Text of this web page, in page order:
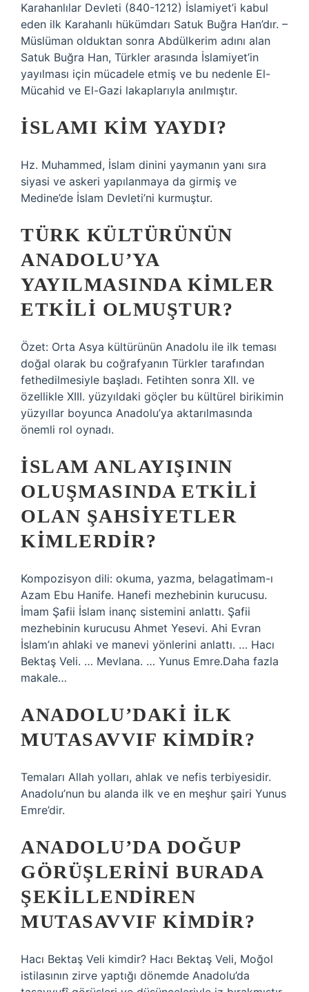
Karahanlılar Devleti (840-1212) İslamiyet’i kabul
eden ilk Karahanlı hükümdarı Satuk Buğra Han’dır. –
Müslüman olduktan sonra Abdülkerim adını alan
Satuk Buğra Han, Türkler arasında İslamiyet’in
yayılması için mücadele etmiş ve bu nedenle El-
Mücahid ve El-Gazi lakaplarıyla anılmıştır.
İSLAMI KIM YAYDI?
Hz. Muhammed, İslam dinini yaymanın yanı sıra
siyasi ve askeri yapılanmaya da girmiş ve
Medine’de İslam Devleti’ni kurmuştur.
TÜRK KÜLTÜRÜNÜN
ANADOLU’YA
YAYILMASINDA KIMLER
ETKILI OLMUŞTUR?
Özet: Orta Asya kültürünün Anadolu ile ilk teması
doğal olarak bu coğrafyanın Türkler tarafından
fethedilmesiyle başladı. Fetihten sonra XII. ve
özellikle XIII. yüzyıldaki göçler bu kültürel birikimin
yüzyıllar boyunca Anadolu’ya aktarılmasında
önemli rol oynadı.
İSLAM ANLAYIŞININ
OLUŞMASINDA ETKILI
OLAN ŞAHSIYETLER
KIMLERDIR?
Kompozisyon dili: okuma, yazma, belagatİmam-ı
Azam Ebu Hanife. Hanefi mezhebinin kurucusu.
İmam Şafii İslam inanç sistemini anlattı. Şafii
mezhebinin kurucusu Ahmet Yesevi. Ahi Evran
İslam’ın ahlaki ve manevi yönlerini anlattı. … Hacı
Bektaş Veli. … Mevlana. … Yunus Emre.Daha fazla
makale…
ANADOLU’DAKI ILK
MUTASAVVIF KIMDIR?
Temaları Allah yolları, ahlak ve nefis terbiyesidir.
Anadolu’nun bu alanda ilk ve en meşhur şairi Yunus
Emre’dir.
ANADOLU’DA DOĞUP
GÖRÜŞLERINI BURADA
ŞEKILLENDIREN
MUTASAVVIF KIMDIR?
Hacı Bektaş Veli kimdir? Hacı Bektaş Veli, Moğol
istilasının zirve yaptığı dönemde Anadolu’da